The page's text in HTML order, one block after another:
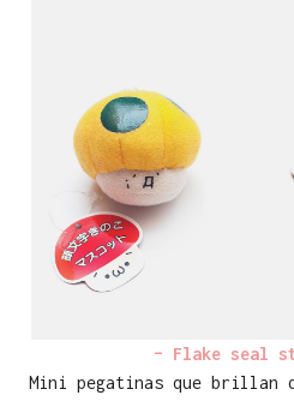
– Flake seal
Mini pegatinas que brillan